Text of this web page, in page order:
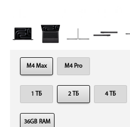
M4 Max M4 Pro
1 ТБ 2 ТБ 4 ТБ
36GB RAM